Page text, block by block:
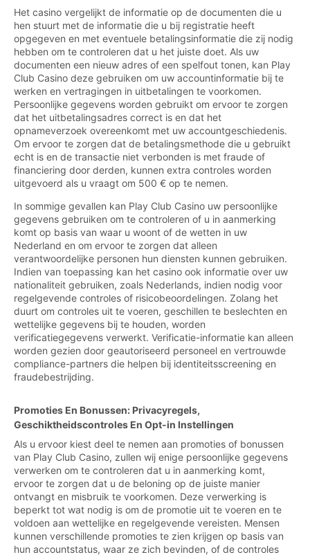
Het casino vergelijkt de informatie op de documenten die u
hen stuurt met de informatie die u bij registratie heeft
opgegeven en met eventuele betalingsinformatie die zij nodig
hebben om te controleren dat u het juiste doet. Als uw
documenten een nieuw adres of een spelfout tonen, kan Play
Club Casino deze gebruiken om uw accountinformatie bij te
werken en vertragingen in uitbetalingen te voorkomen.
Persoonlijke gegevens worden gebruikt om ervoor te zorgen
dat het uitbetalingsadres correct is en dat het
opnameverzoek overeenkomt met uw accountgeschiedenis.
Om ervoor te zorgen dat de betalingsmethode die u gebruikt
echt is en de transactie niet verbonden is met fraude of
financiering door derden, kunnen extra controles worden
uitgevoerd als u vraagt om 500 € op te nemen.
In sommige gevallen kan Play Club Casino uw persoonlijke
gegevens gebruiken om te controleren of u in aanmerking
komt op basis van waar u woont of de wetten in uw
Nederland en om ervoor te zorgen dat alleen
verantwoordelijke personen hun diensten kunnen gebruiken.
Indien van toepassing kan het casino ook informatie over uw
nationaliteit gebruiken, zoals Nederlands, indien nodig voor
regelgevende controles of risicobeoordelingen. Zolang het
duurt om controles uit te voeren, geschillen te beslechten en
wettelijke gegevens bij te houden, worden
verificatiegegevens verwerkt. Verificatie-informatie kan alleen
worden gezien door geautoriseerd personeel en vertrouwde
compliance-partners die helpen bij identiteitsscreening en
fraudebestrijding.
Promoties En Bonussen: Privacyregels,
Geschiktheidscontroles En Opt-in Instellingen
Als u ervoor kiest deel te nemen aan promoties of bonussen
van Play Club Casino, zullen wij enige persoonlijke gegevens
verwerken om te controleren dat u in aanmerking komt,
ervoor te zorgen dat u de beloning op de juiste manier
ontvangt en misbruik te voorkomen. Deze verwerking is
beperkt tot wat nodig is om de promotie uit te voeren en te
voldoen aan wettelijke en regelgevende vereisten. Mensen
kunnen verschillende promoties te zien krijgen op basis van
hun accountstatus, waar ze zich bevinden, of de controles